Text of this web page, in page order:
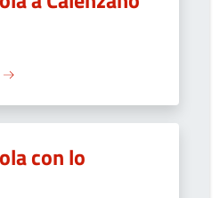
con lo